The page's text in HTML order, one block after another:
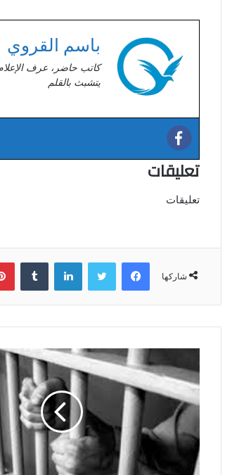
باسم القروي
كاتب حاضر، عرف الإعلام
يتشبث بالقلم
تعليقات
تعليقات
شاركها
فيسبوك لينكدإن